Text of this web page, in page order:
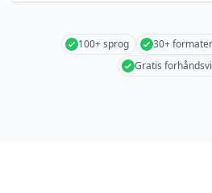
100+ sprog 30+ formater
Gratis